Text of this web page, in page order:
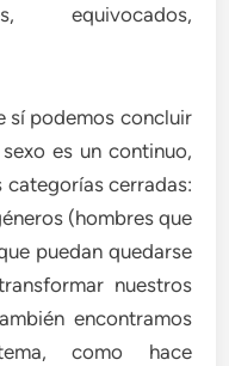
equivocados,
sí podemos concluir
es un continuo,
cerradas:
(hombres que
puedan quedarse
nuestros
encontramos
como hace